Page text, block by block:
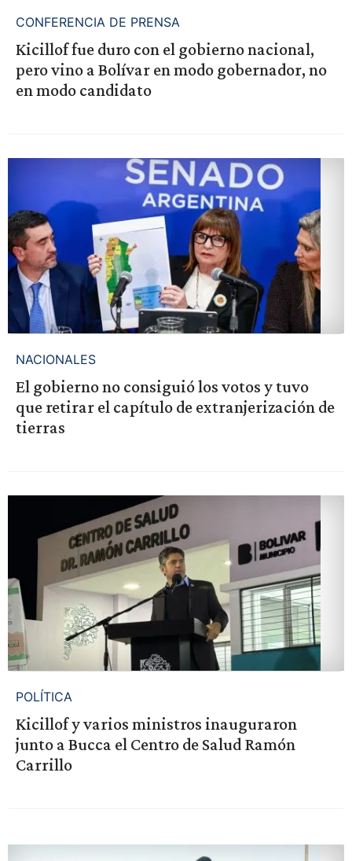
CONFERENCIA DE PRENSA
Kicillof fue duro con el gobierno nacional,
pero vino a Bolívar en modo gobernador, no
en modo candidato
NACIONALES
El gobierno no consiguió los votos y tuvo
que retirar el capítulo de extranjerización de
tierras
POLÍTICA
Kicillof y varios ministros inauguraron
junto a Bucca el Centro de Salud Ramón
Carrillo